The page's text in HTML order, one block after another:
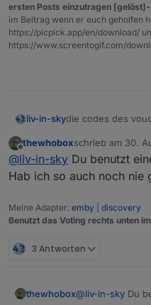
ersten Posts einzutragen
im Beitrag wenn er euch geholfen
https://picpick.app/en/download/
https://www.screentogif.com/
liv-in-skydie codes des
getVoucher():
Spoiler
schaut so aus:
Offline
thewhoboxschrieb am 30.
zuletzt editiert
@liv-in-sky Du benutzt
Hab ich so auch noch nie
Meine Adapter: emby
discovery
Benutzt das Voting rechts unten
3 Antworten
thewhobox@liv-in-sky Du